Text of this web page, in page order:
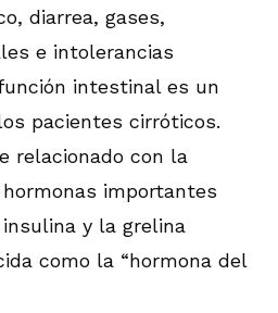
diarrea, gases,
e intolerancias
intestinal es un
pacientes cirróticos.
relacionado con la
importantes
y la grelina
como la “hormona del